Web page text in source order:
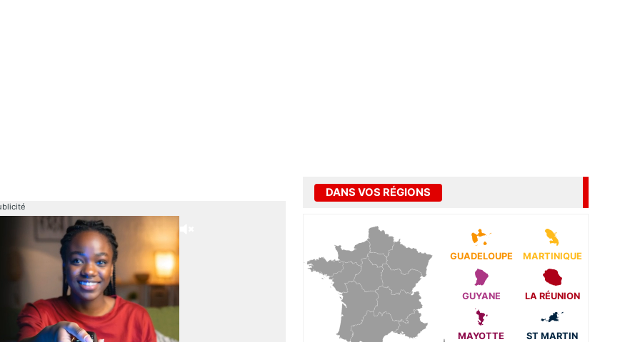
DANS VOS RÉGIONS
GUADELOUPE MARTINIQUE
GUYANE LA RÉUNION
MAYOTTE ST MARTIN